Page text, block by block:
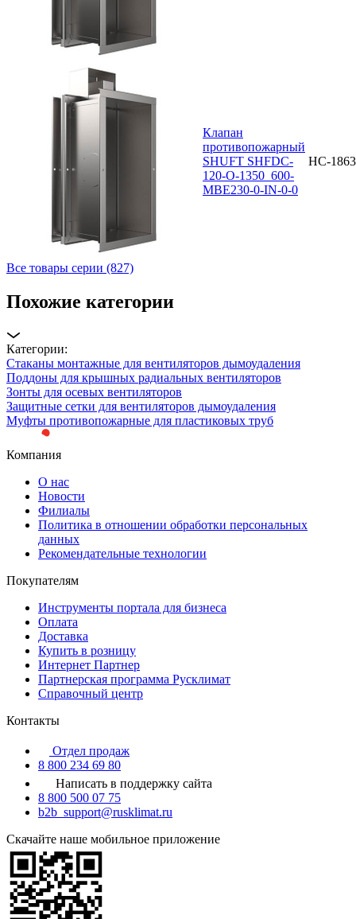
Клапан
противопожарный
SHUFT SHFDC-
120-O-1350_600-
MBE230-0-IN-0-0
НС-
Все товары серии (827)
Похожие категории
Категории:
Стаканы монтажные для вентиляторов дымоудаления
Поддоны для крышных радиальных вентиляторов
Зонты для осевых вентиляторов
Защитные сетки для вентиляторов дымоудаления
Муфты противопожарные для пластиковых труб
Компания
О нас
Новости
Филиалы
Политика в отношении обработки персональных
данных
Рекомендательные технологии
Покупателям
Инструменты портала для бизнеса
Оплата
Доставка
Купить в розницу
Интернет Партнер
Партнерская программа Русклимат
Справочный центр
Контакты
Отдел продаж
8 800 234 69 80
Написать в поддержку сайта
8 800 500 07 75
b2b_support@rusklimat.ru
Скачайте наше мобильное приложение